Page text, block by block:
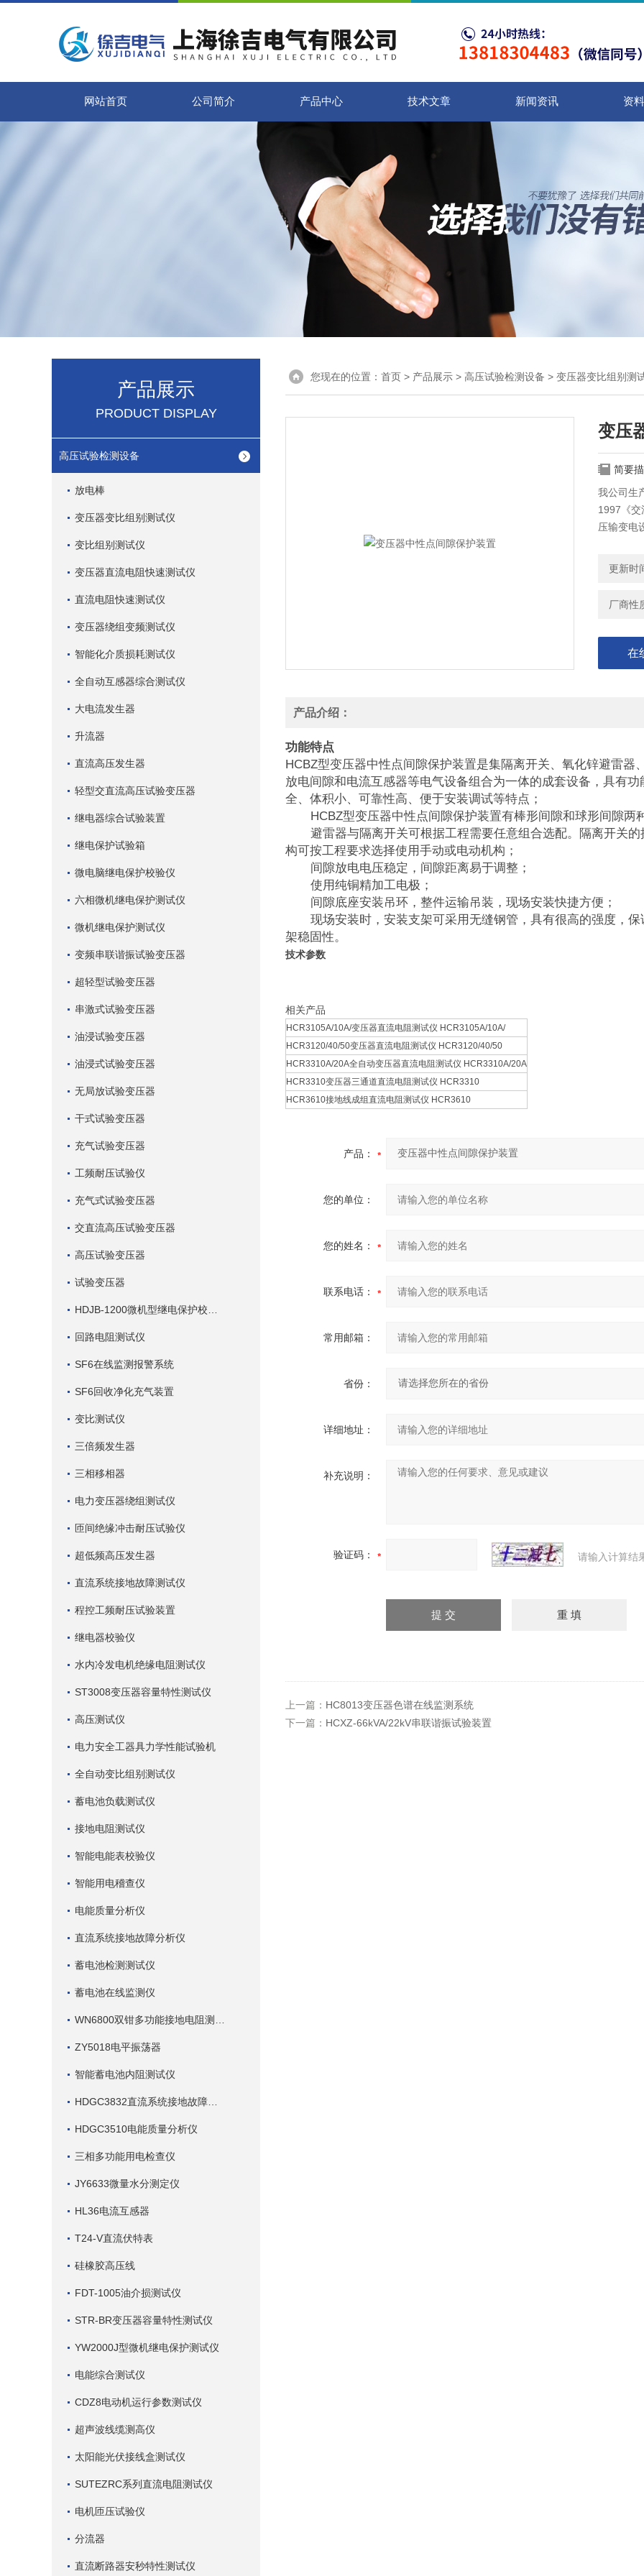
网站首页 公司简介 产品中心 技术文章 新闻资讯 资
产品展示
PRODUCT DISPLAY
高压试验检测设备
放电棒
变压器变比组别测试仪
变比组别测试仪
变压器直流电阻快速测试仪
直流电阻快速测试仪
变压器绕组变频测试仪
智能化介质损耗测试仪
全自动互感器综合测试仪
大电流发生器
升流器
直流高压发生器
轻型交直流高压试验变压器
继电器综合试验装置
继电保护试验箱
微电脑继电保护校验仪
六相微机继电保护测试仪
微机继电保护测试仪
变频串联谐振试验变压器
超轻型试验变压器
串激式试验变压器
油浸试验变压器
油浸式试验变压器
无局放试验变压器
干式试验变压器
充气试验变压器
工频耐压试验仪
充气式试验变压器
交直流高压试验变压器
高压试验变压器
试验变压器
回路电阻测试仪
SF6在线监测报警系统
SF6回收净化充气装置
变比测试仪
三倍频发生器
三相移相器
电力变压器绕组测试仪
匝间绝缘冲击耐压试验仪
超低频高压发生器
直流系统接地故障测试仪
程控工频耐压试验装置
继电器校验仪
水内冷发电机绝缘电阻测试仪
ST3008变压器容量特性测试仪
高压测试仪
电力安全工器具力学性能试验机
全自动变比组别测试仪
蓄电池负载测试仪
接地电阻测试仪
智能电能表校验仪
智能用电稽查仪
电能质量分析仪
直流系统接地故障分析仪
蓄电池检测测试仪
蓄电池在线监测仪
ZY5018电平振荡器
智能蓄电池内阻测试仪
HDGC3510电能质量分析仪
三相多功能用电检查仪
JY6633微量水分测定仪
HL36电流互感器
T24-V直流伏特表
硅橡胶高压线
FDT-1005油介损测试仪
STR-BR变压器容量特性测试仪
YW2000J型微机继电保护测试仪
电能综合测试仪
CDZ8电动机运行参数测试仪
超声波线缆测高仪
太阳能光伏接线盒测试仪
SUTEZRC系列直流电阻测试仪
电机匝压试验仪
分流器
直流断路器安秒特性测试仪
您现在的位置： 首页 > 产品展示 > 高压试验检测设备 > 变压器变比组别测
变压
简要
我公司生
1997《交
压输变电
行设计
更新时
厂商性
在
产品介绍：
功能特点
HCBZ型变压器中性点间隙保护装置是集隔离开关、氧化锌避雷器
放电间隙和电流互感器等电气设备组合为一体的成套设备，具有功
全、体积小、可靠性高、便于安装调试等特点；
HCBZ型变压器中性点间隙保护装置有棒形间隙和球形间隙两
避雷器与隔离开关可根据工程需要任意组合选配。隔离开关的
构可按工程要求选择使用手动或电动机构；
间隙放电电压稳定，间隙距离易于调整；
使用纯铜精加工电极；
间隙底座安装吊环，整件运输吊装，现场安装快捷方便；
现场安装时，安装支架可采用无缝钢管，具有很高的强度，保
架稳固性。
技术参数
相关产品
HCR3105A/10A/变压器直流电阻测试仪 HCR3105A/10A/
HCR3120/40/50变压器直流电阻测试仪 HCR3120/40/50
HCR3310A/20A全自动变压器直流电阻测试仪 HCR3310A/20A
HCR3310变压器三通道直流电阻测试仪 HCR3310
HCR3610接地线成组直流电阻测试仪 HCR3610
产品：
您的单位：
您的姓名：
联系电话：
常用邮箱：
省份：
详细地址：
补充说明：
验证码： 请输入计算结
上一篇： HC8013变压器色谱在线监测系统
下一篇： HCXZ-66kVA/22kV串联谐振试验装置